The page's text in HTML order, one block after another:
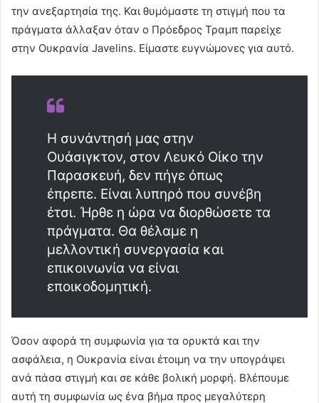
την ανεξαρτησία της. Και θυμόμαστε τη στιγμή που τα
πράγματα άλλαξαν όταν ο Πρόεδρος Τραμπ παρείχε
στην Ουκρανία Javelins. Είμαστε ευγνώμονες για αυτό.
Η συνάντησή μας στην
Ουάσιγκτον, στον Λευκό Οίκο την
Παρασκευή, δεν πήγε όπως
έπρεπε. Είναι λυπηρό που συνέβη
έτσι. Ήρθε η ώρα να διορθώσετε τα
πράγματα. Θα θέλαμε η
μελλοντική συνεργασία και
επικοινωνία να είναι
εποικοδομητική.
Όσον αφορά τη συμφωνία για τα ορυκτά και την
ασφάλεια, η Ουκρανία είναι έτοιμη να την υπογράψει
ανά πάσα στιγμή και σε κάθε βολική μορφή. Βλέπουμε
αυτή τη συμφωνία ως ένα βήμα προς μεγαλύτερη